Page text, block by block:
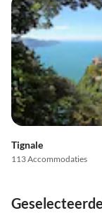
Tignale
113 Accommodaties